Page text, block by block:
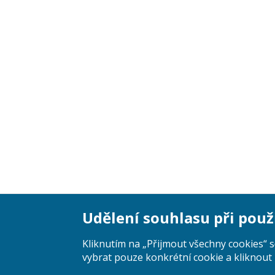
Udělení souhlasu při
Kliknutím na „Přijmout všechny
vybrat pouze konkrétní cookie a kliknout